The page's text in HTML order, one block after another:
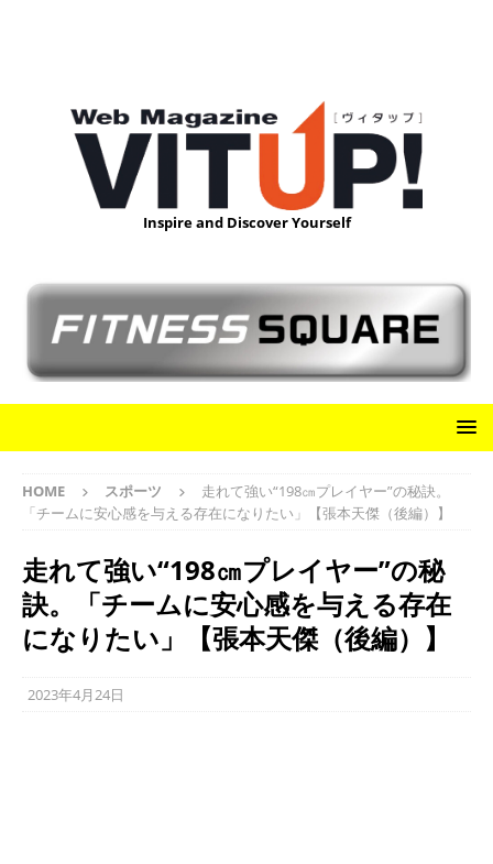
Inspire and Discover Yourself
HOME スポーツ
走れて強い“198㎝プレイヤー”の秘訣。
「チームに安心感を与える存在になりたい」【張本天傑（後編）】
走れて強い“198㎝プレイヤー”の秘
訣。「チームに安心感を与える存在
になりたい」【張本天傑（後編）】
2023年4月24日